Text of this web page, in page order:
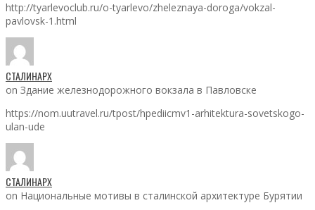
http://tyarlevoclub.ru/o-tyarlevo/zheleznaya-doroga/vokzal-
pavlovsk-1.html
СТАЛИНАРХ
on Здание железнодорожного вокзала в Павловске
https://nom.uutravel.ru/tpost/hpediicmv1-arhitektura-sovetskogo-
ulan-ude
СТАЛИНАРХ
on Национальные мотивы в сталинской архитектуре Бурятии